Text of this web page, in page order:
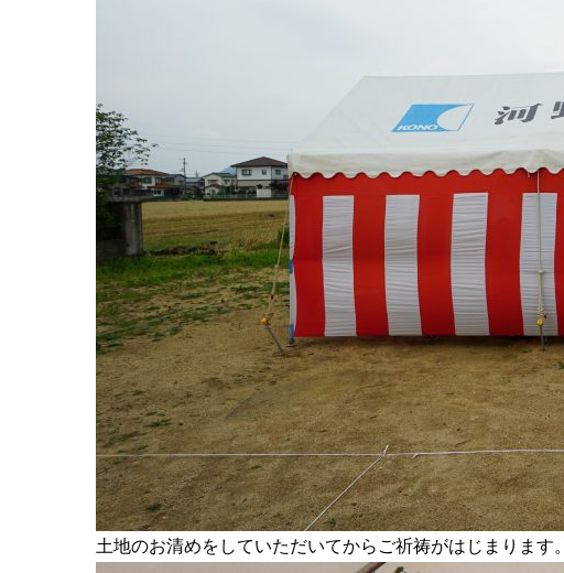
土地のお清めをしていただいてからご祈祷がはじまります。